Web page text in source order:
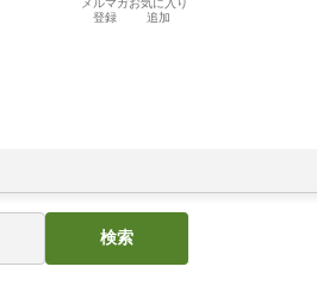
メルマガ
登録
お気に入り
追加
検索